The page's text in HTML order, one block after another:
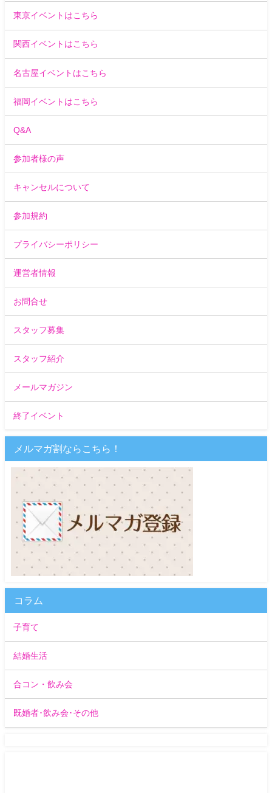
東京イベントはこちら
関西イベントはこちら
名古屋イベントはこちら
福岡イベントはこちら
Q&A
参加者様の声
キャンセルについて
参加規約
プライバシーポリシー
運営者情報
お問合せ
スタッフ募集
スタッフ紹介
メールマガジン
終了イベント
メルマガ割ならこちら！
コラム
子育て
結婚生活
合コン・飲み会
既婚者･飲み会･その他